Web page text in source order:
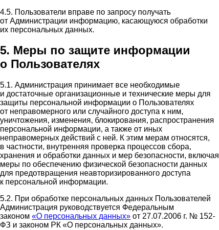
4.5. Пользователи вправе по запросу получать
от Администрации информацию, касающуюся обработки
их персональных данных.
5. Меры по защите информации
о Пользователях
5.1. Администрация принимает все необходимые
и достаточные организационные и технические меры для
защиты персональной информации о Пользователях
от неправомерного или случайного доступа к ним,
уничтожения, изменения, блокирования, распространения
персональной информации, а также от иных
неправомерных действий с ней. К этим мерам относятся,
в частности, внутренняя проверка процессов сбора,
хранения и обработки данных и мер безопасности, включая
меры по обеспечению физической безопасности данных
для предотвращения неавторизированного доступа
к персональной информации.
5.2. При обработке персональных данных Пользователей
Администрация руководствуется Федеральным
законом «О персональных данных» от 27.07.2006 г. № 152-
ФЗ и законом РК «О персональных данных».